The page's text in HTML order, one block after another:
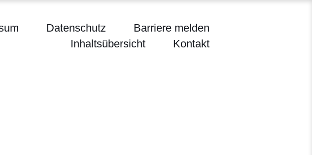
und Soziales
Datenschutz
Barriere melden
Inhaltsübersicht
Kontakt